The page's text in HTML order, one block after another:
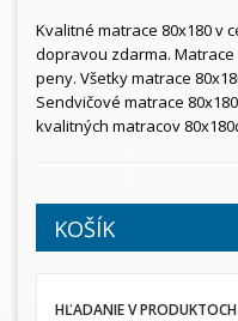
Kvalitné matrace 80x180 v
dopravou zdarma. Matrace
peny. Všetky matrace
Sendvičové matrace
kvalitných matracov
KOŠÍK
HĽADANIE V PRODUKTOCH